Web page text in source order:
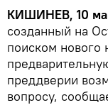
КИШИНЕВ, 10
созданный на
поиском нового
преддверии
вопросу,